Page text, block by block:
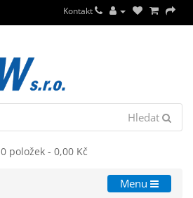
Kontakt
Hledat
0 položek - 0,00 Kč
Menu